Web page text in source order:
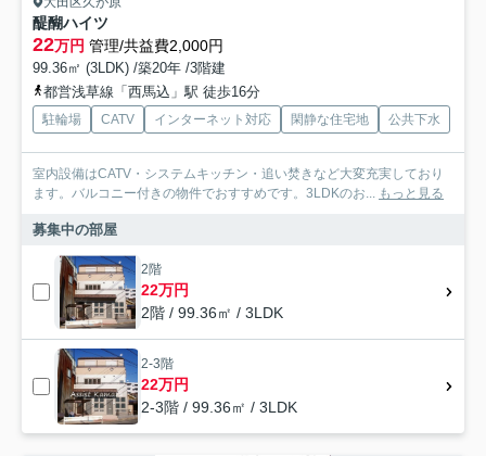
醍醐ハイツ
22万円 管理/共益費2,000円
99.36㎡ (3LDK) /築20年 /3階建
都営浅草線「西馬込」駅 徒歩16分
駐輪場 CATV インターネット対応 閑静な住宅地 公共下水
室内設備はCATV・システムキッチン・追い焚きなど大変充実しており
ます。バルコニー付きの物件でおすすめです。3LDKのお... もっと見る
募集中の部屋
2階
22万円
2階 / 99.36㎡ / 3LDK
2-3階
22万円
2-3階 / 99.36㎡ / 3LDK